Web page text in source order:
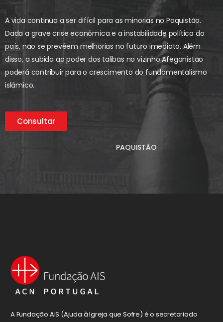
A vida continua a ser difícil para as minorias no Paquistão.
Dada a grave crise económica e a instabilidade política do
país, não se prevêem melhorias no futuro imediato. Além
disso, a subida ao poder dos talibãs no vizinho Afeganistão
poderá contribuir para o crescimento do fundamentalismo
islâmico.
Consultar
PAQUISTÃO
A Fundação AIS (Ajuda à Igreja que Sofre) é o secretariado